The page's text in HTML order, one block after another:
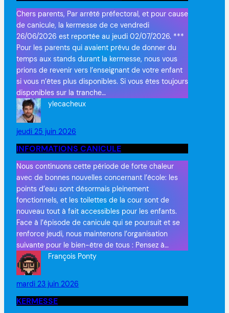
Chers parents, Par arrêté préfectoral, et pour cause
de canicule, la kermesse de ce vendredi
26/06/2026 est reportée au jeudi 02/07/2026. ***
Pour les parents qui avaient prévu de donner du
temps aux stands durant la kermesse, nous vous
prions de revenir vers l’enseignant de votre enfant
si vous n’êtes plus disponibles. Si vous êtes toujours
disponibles sur la tranche…
ylecacheux
jeudi 25 juin 2026
INFORMATIONS CANICULE
Nous continuons cette période de forte chaleur
avec de bonnes nouvelles concernant l’école: les
points d’eau sont désormais pleinement
fonctionnels, et les toilettes de la cour sont de
nouveau tout à fait accessibles pour les enfants.
Face à l’épisode de canicule qui se poursuit et se
renforce jeudi, nous maintenons l’organisation
suivante pour le bien-être de tous : Pensez à…
François Ponty
mardi 23 juin 2026
KERMESSE